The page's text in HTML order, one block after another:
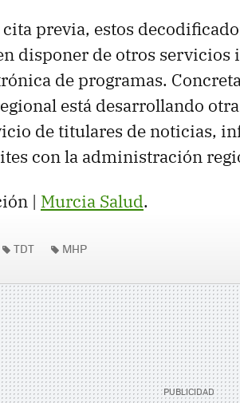
cita previa, estos
disponer de otros servicios
de programas.
está desarrollando
de titulares de noticias,
con la administración
| Murcia Salud.
TDT MHP